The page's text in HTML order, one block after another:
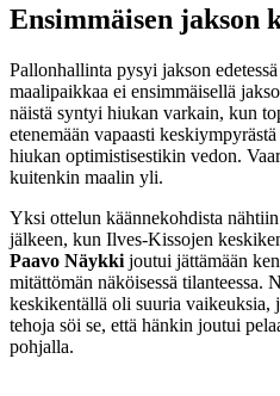
Ensimmäisen jakson
Pallonhallinta pysyi jakson
maalipaikkaa ei ensimmäisellä
näistä syntyi hiukan varkain, kun
etenemään vapaasti
hiukan optimistisestikin vedon.
kuitenkin maalin yli.
Yksi ottelun käännekohdista
jälkeen, kun Ilves-Kissojen
Paavo Näykki joutui jättämään
mitättömän näköisessä tilanteessa.
keskikentällä oli suuria
tehoja söi se, että hänkin joutui
pohjalla.